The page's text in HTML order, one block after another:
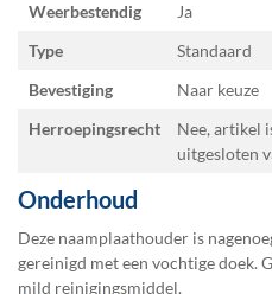
Weerbestendig
Ja
Type
Standaard
Bevestiging
Naar keuze
Herroepingsrecht
Nee, artikel
uitgesloten
Onderhoud
Deze naamplaathouder is
gereinigd met een vochtige doek.
mild reinigingsmiddel.